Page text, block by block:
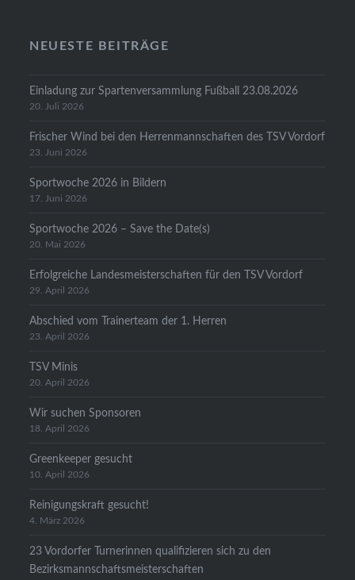
NEUESTE BEITRÄGE
Einladung zur Spartenversammlung Fußball 23.08.2026
20. Juli 2026
Frischer Wind bei den Herrenmannschaften des TSV Vordorf
23. Juni 2026
Sportwoche 2026 in Bildern
17. Juni 2026
Sportwoche 2026 – Save the Date(s)
20. Mai 2026
Erfolgreiche Landesmeisterschaften für den TSV Vordorf
29. April 2026
Abschied vom Trainerteam der 1. Herren
23. April 2026
TSV Minis
20. April 2026
Wir suchen Sponsoren
18. April 2026
Greenkeeper gesucht
10. April 2026
Reinigungskraft gesucht!
4. März 2026
23 Vordorfer Turnerinnen qualifizieren sich zu den
Bezirksmannschaftsmeisterschaften